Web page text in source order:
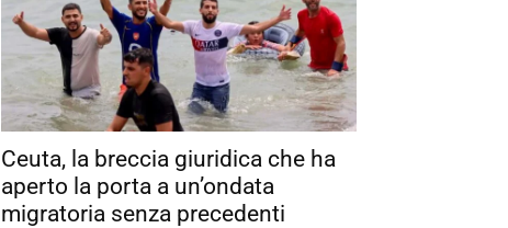
Ceuta, la breccia giuridica che ha
aperto la porta a un’ondata
migratoria senza precedenti